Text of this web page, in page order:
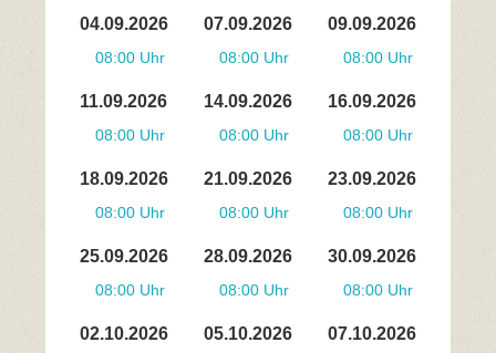
04.09.2026
08:00 Uhr
07.09.2026
08:00 Uhr
09.09.2026
08:00 Uhr
11.09.2026
08:00 Uhr
14.09.2026
08:00 Uhr
16.09.2026
08:00 Uhr
18.09.2026
08:00 Uhr
21.09.2026
08:00 Uhr
23.09.2026
08:00 Uhr
25.09.2026
08:00 Uhr
28.09.2026
08:00 Uhr
30.09.2026
08:00 Uhr
02.10.2026 05.10.2026 07.10.2026